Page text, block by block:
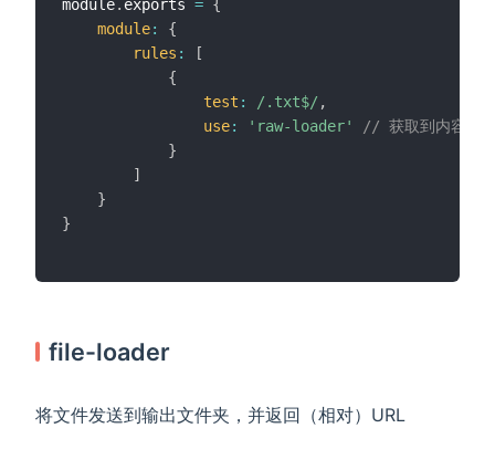
module. exports = {
module:
{
rules :
[
{
test : / .txt$/ ,
use: 'raw-loader'
// 获取到内容
}
]
}
}
file-loader
将文件发送到输出文件夹，并返回（相对）URL